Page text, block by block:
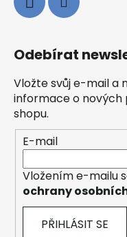
Odebírat
Vložte svůj e-mail a
informace o nových
shopu.
E-mail
Vložením e-mailu
ochrany
PŘIHLÁSIT SE